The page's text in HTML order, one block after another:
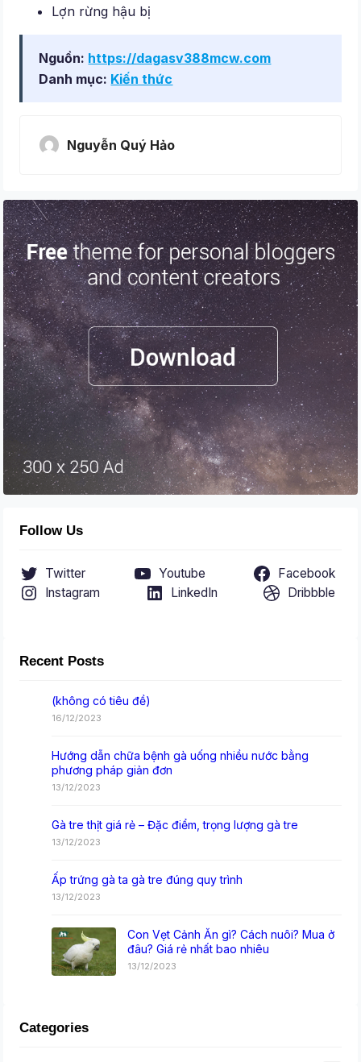
Lợn rừng hậu bị
Nguồn: https://dagasv388mcw.com
Danh mục: Kiến thức
Nguyễn Quý Hảo
Follow Us
Twitter Youtube
Facebook
Instagram
LinkedIn Dribbble
Recent Posts
(không có tiêu đề)
16/12/2023
Hướng dẫn chữa bệnh gà uống nhiều nước bằng
phương pháp giản đơn
13/12/2023
Gà tre thịt giá rẻ – Đặc điểm, trọng lượng gà tre
13/12/2023
Ấp trứng gà ta gà tre đúng quy trình
13/12/2023
Con Vẹt Cảnh Ăn gì? Cách nuôi? Mua ở
đâu? Giá rẻ nhất bao nhiêu
13/12/2023
Categories